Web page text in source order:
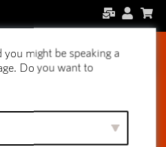
might be speaking a
Do you want to